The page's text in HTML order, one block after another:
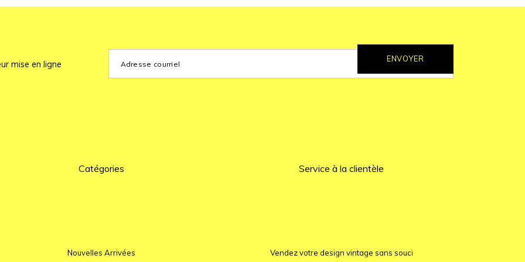
mise en ligne
ENVOYER
Catégories
Nouvelles Arrivées
Service à la clientèle
Vendez votre design vintage sans souci